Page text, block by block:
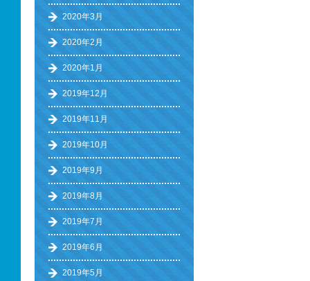
2020年3月
2020年2月
2020年1月
2019年12月
2019年11月
2019年10月
2019年9月
2019年8月
2019年7月
2019年6月
2019年5月